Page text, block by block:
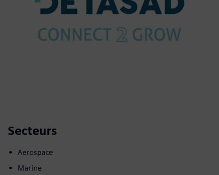
Secteurs
Aerospace
Marine